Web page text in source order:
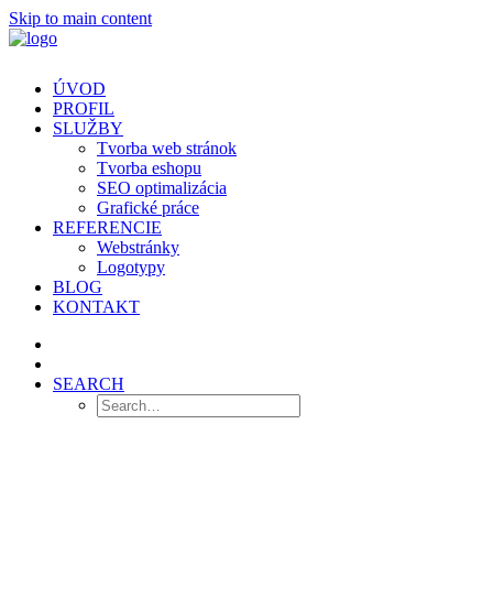
Skip to main content
ÚVOD
PROFIL
SLUŽBY
Tvorba web stránok
Tvorba eshopu
SEO optimalizácia
Grafické práce
REFERENCIE
Webstránky
Logotypy
BLOG
KONTAKT
SEARCH